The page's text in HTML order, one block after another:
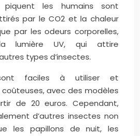
piquent les humains sont
par le CO2 et la chaleur
par les odeurs corporelles,
lumière UV, qui attire
types d’insectes.
faciles à utiliser et
avec des modèles
de 20 euros. Cependant,
d’autres insectes non
les papillons de nuit, les